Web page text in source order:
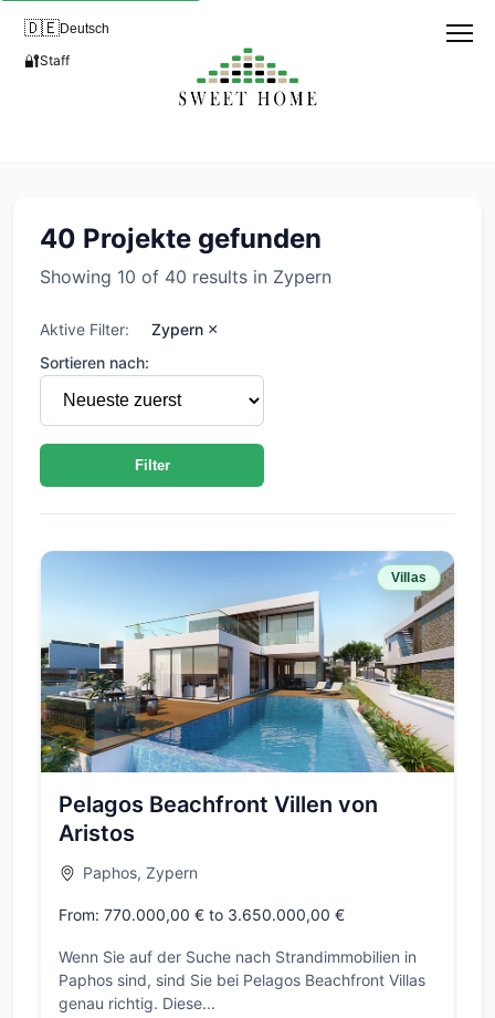
🇩🇪Deutsch
🔐Staff
40 Projekte gefunden
Showing 10 of 40 results in Zypern
Aktive Filter: Zypern ×
Sortieren nach:
Filter
Villas
Pelagos Beachfront Villen von
Aristos
Paphos, Zypern
From: 770.000,00 € to 3.650.000,00 €
Wenn Sie auf der Suche nach Strandimmobilien in
Paphos sind, sind Sie bei Pelagos Beachfront Villas
genau richtig. Diese...